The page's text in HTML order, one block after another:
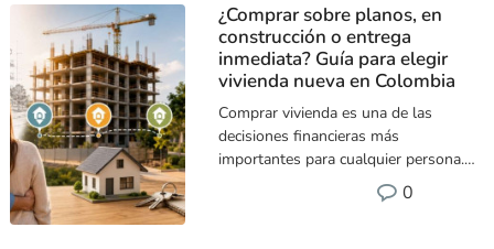
¿Comprar sobre planos, en
construcción o entrega
inmediata? Guía para elegir
vivienda nueva en Colombia
Comprar vivienda es una de las
decisiones financieras más
importantes para cualquier persona.
Sin embargo, elegir entre una
vivienda sobre planos, en
0